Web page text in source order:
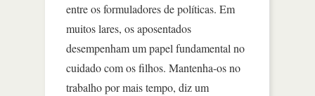
entre os formuladores de políticas. Em
muitos lares, os aposentados
desempenham um papel fundamental no
cuidado com os filhos. Mantenha-os no
trabalho por mais tempo, diz um